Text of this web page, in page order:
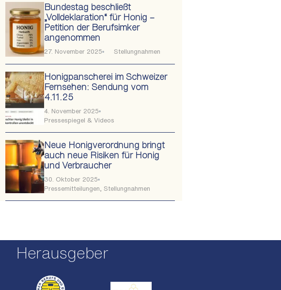
Bundestag beschließt
„Volldeklaration“ für Honig –
Petition der Berufsimker
angenommen
27. November 2025 Stellungnahmen
Honigpanscherei im Schweizer
Fernsehen: Sendung vom
4.11.25
4. November 2025
Pressespiegel & Videos
Neue Honigverordnung bringt
auch neue Risiken für Honig
und Verbraucher
30. Oktober 2025
Pressemitteilungen ,Stellungnahmen
Herausgeber